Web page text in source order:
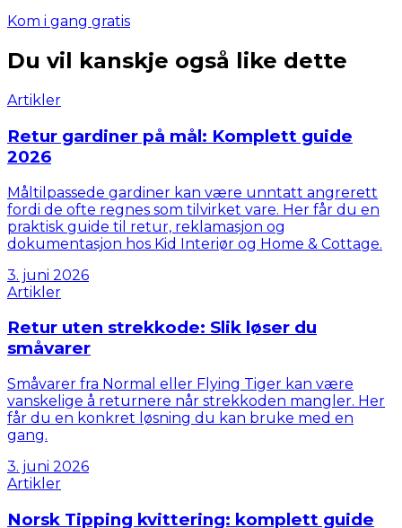
Kom i gang gratis
Du vil kanskje også like dette
Artikler
Retur gardiner på mål: Komplett guide
2026
Måltilpassede gardiner kan være unntatt angrerett
fordi de ofte regnes som tilvirket vare. Her får du en
praktisk guide til retur, reklamasjon og
dokumentasjon hos Kid Interiør og Home & Cottage.
3. juni 2026
Artikler
Retur uten strekkode: Slik løser du
småvarer
Småvarer fra Normal eller Flying Tiger kan være
vanskelige å returnere når strekkoden mangler. Her
får du en konkret løsning du kan bruke med en
gang.
3. juni 2026
Artikler
Norsk Tipping kvittering: komplett guide